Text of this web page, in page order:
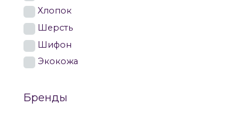
Хлопок
Шерсть
Шифон
Экокожа
Бренды